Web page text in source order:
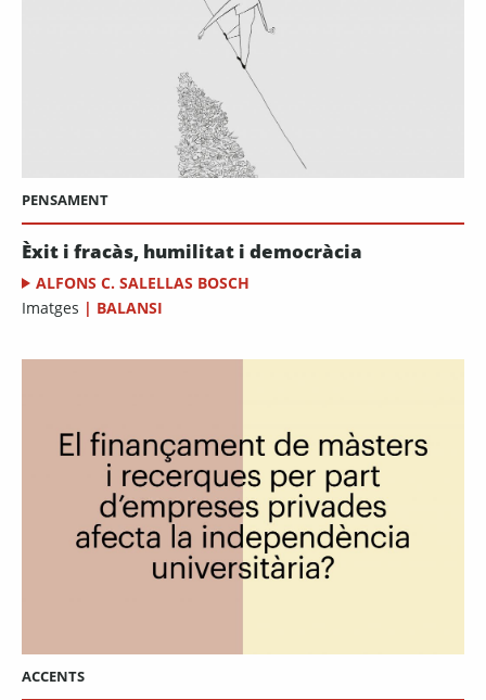
PENSAMENT
Èxit i fracàs, humilitat i democràcia
ALFONS C. SALELLAS BOSCH
Imatges | BALANSI
ACCENTS